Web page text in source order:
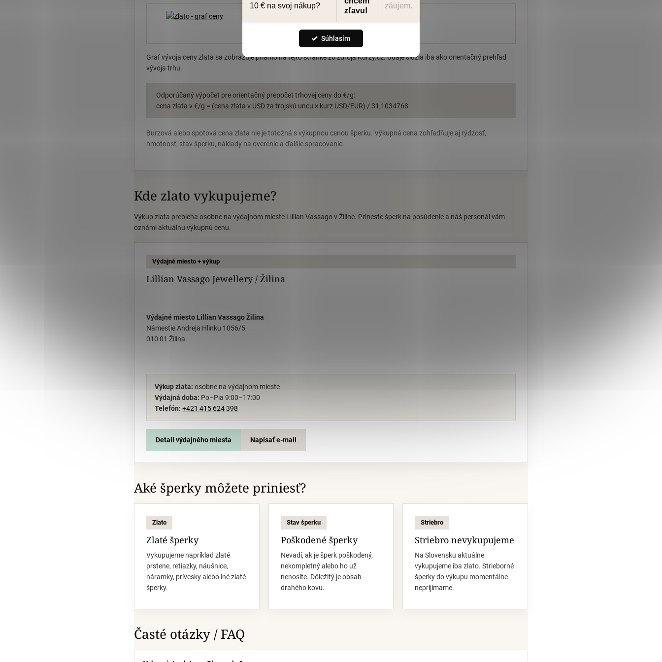
Súhlasím
Komodity a derivátyzo stránokKurzy.cz
Graf vývoja ceny zlata sa zobrazuje priamo na tejto stránke zo zdroja Kurzy.cz. Údaje slúžia iba ako orientačný prehľad
vývoja trhu.
Odporúčaný výpočet pre orientačný prepočet trhovej ceny do €/g:
cena zlata v €/g = (cena zlata v USD za trojskú uncu × kurz USD/EUR) / 31,1034768
Burzová alebo spotová cena zlata nie je totožná s výkupnou cenou šperku. Výkupná cena zohľadňuje aj rýdzosť,
hmotnosť, stav šperku, náklady na overenie a ďalšie spracovanie.
Kde zlato vykupujeme?
Výkup zlata prebieha osobne na výdajnom mieste Lillian Vassago v Žiline. Prineste šperk na posúdenie a náš personál vám
oznámi aktuálnu výkupnú cenu.
Výdajné miesto + výkup
Lillian Vassago Jewellery / Žilina
Výdajné miesto Lillian Vassago Žilina
Námestie Andreja Hlinku 1056/5
010 01 Žilina
Výkup zlata: osobne na výdajnom mieste
Výdajná doba: Po–Pia 9:00–17:00
Telefón: +421 415 624 398
Detail výdajného miesta Napísať e-mail
Aké šperky môžete priniesť?
Zlato
Zlaté šperky
Vykupujeme napríklad zlaté
prstene, retiazky, náušnice,
náramky, prívesky alebo iné zlaté
šperky.
Stav šperku
Poškodené šperky
Nevadí, ak je šperk poškodený,
nekompletný alebo ho už
nenosíte. Dôležitý je obsah
drahého kovu.
Striebro
Striebro nevykupujeme
Na Slovensku aktuálne
vykupujeme iba zlato. Strieborné
šperky do výkupu momentálne
neprijímame.
Časté otázky / FAQ
10 € na svoj nákup?
zľavu!
záujem.